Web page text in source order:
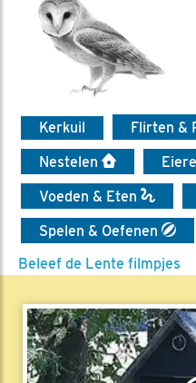
Kerkuil
Flirten &
Nestelen
Voeden & Eten
Spelen & Oefenen
Beleef de Lente filmpjes